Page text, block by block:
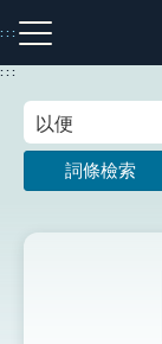
到
主
:::
注音索引圖示
:::
詞條檢索